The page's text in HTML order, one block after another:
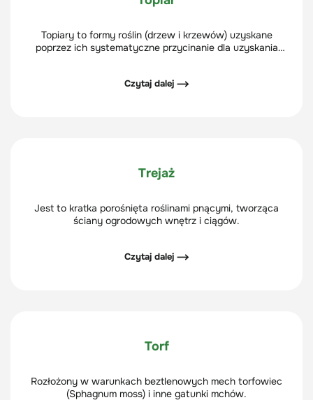
Topiary to formy roślin (drzew i krzewów) uzyskane
poprzez ich systematyczne przycinanie dla uzyskania
Czytaj dalej ⟶
Trejaż
Jest to kratka porośnięta roślinami pnącymi, tworząca
ściany ogrodowych wnętrz i ciągów.
Czytaj dalej ⟶
Torf
Rozłożony w warunkach beztlenowych mech torfowiec
(Sphagnum moss) i inne gatunki mchów.